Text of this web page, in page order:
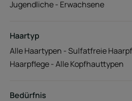
Jugendliche - Erwachsene
Haartyp
Alle Haartypen - Sulfatfreie
Haarpflege - Alle Kopfhauttypen
Bedürfnis